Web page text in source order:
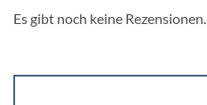
Es gibt noch keine Rezensionen.